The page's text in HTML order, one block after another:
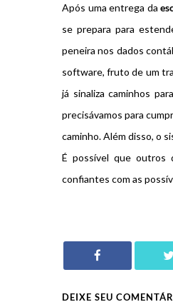
Após uma entrega da
se prepara para
peneira nos dados
software, fruto de um
já sinaliza caminhos
precisávamos para
caminho. Além disso, o
É possível que outros
confiantes com as
DEIXE SEU